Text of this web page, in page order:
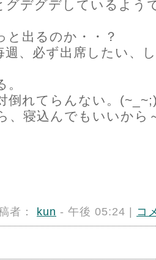
グデグデしているよう
と出るのか・・？
週、必ず出席したい、
倒れてらんない。
、寝込んでもいいから
者： kun - 午後 05:24 | コ